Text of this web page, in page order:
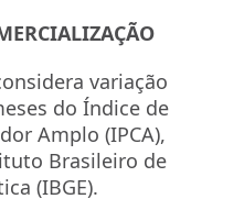
variação
do Índice de
Amplo (IPCA),
Brasileiro de
(IBGE).